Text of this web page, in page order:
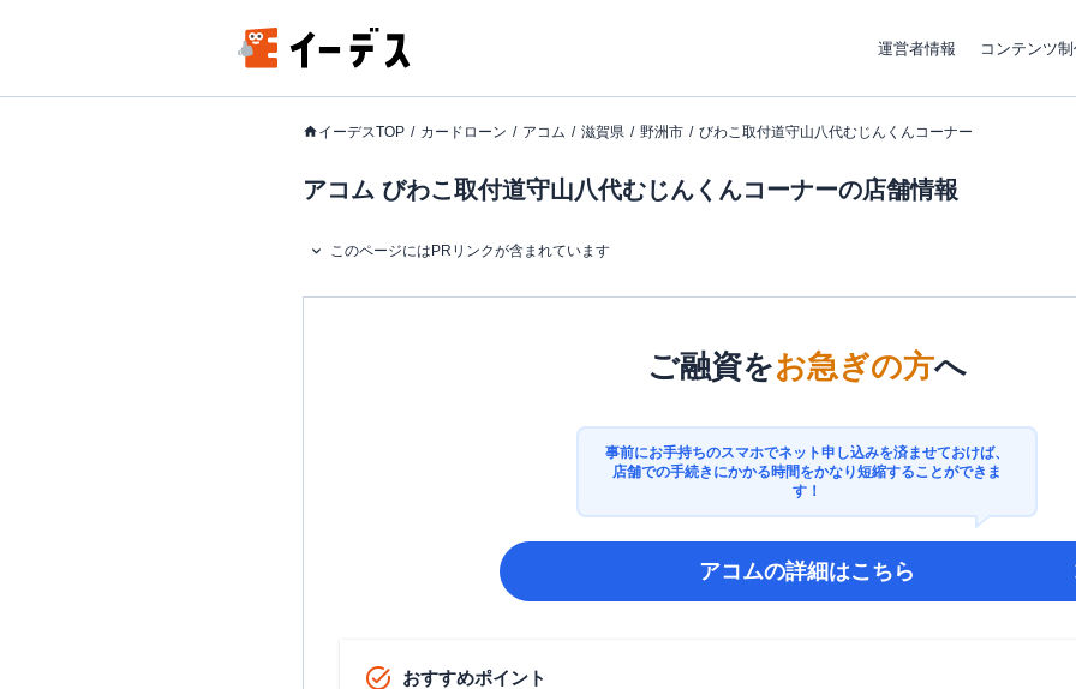
運営者情報 コンテンツ
イーデスTOP カードローン アコム 滋賀県 野洲市 びわこ取付道守山八代むじんくんコーナー
アコム びわこ取付道守山八代むじんくんコーナーの店舗情報
このページにはPRリンクが含まれています
ご融資をお急ぎの方へ
事前にお手持ちのスマホでネット申し込みを済ませておけば、
店舗での手続きにかかる時間をかなり短縮することができま
す！
アコムの詳細はこちら
おすすめポイント